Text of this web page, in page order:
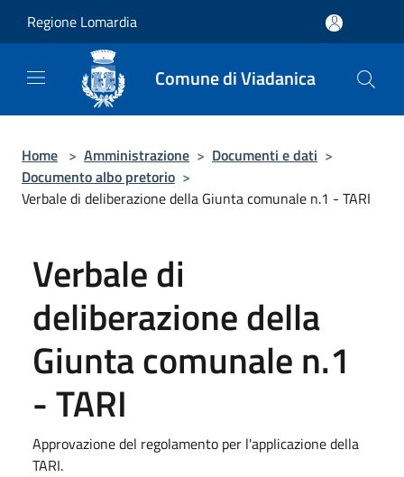
Regione Lomardia
Comune di Viadanica
Home > Amministrazione > Documenti e dati >
Documento albo pretorio >
Verbale di deliberazione della Giunta comunale n.1 - TARI
Verbale di
deliberazione della
Giunta comunale n.1
- TARI
Approvazione del regolamento per l'applicazione della
TARI.